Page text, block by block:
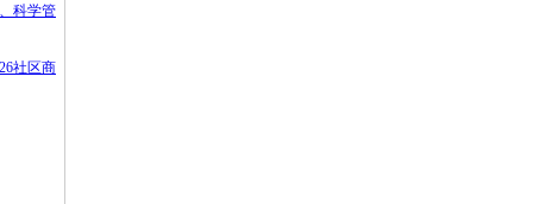
科学管
社区商